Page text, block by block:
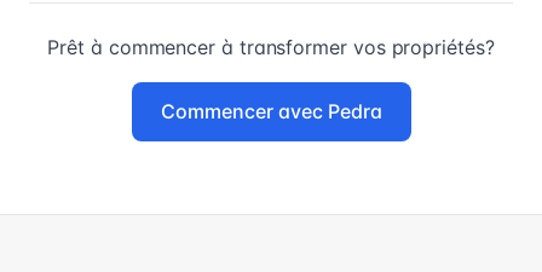
Prêt à commencer à transformer vos propriétés?
Commencer avec Pedra